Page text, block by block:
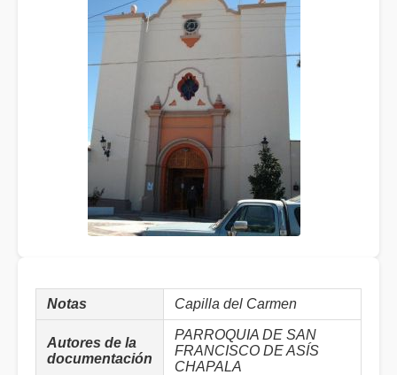
Notas Capilla del Carmen
Autores de la
documentación
PARROQUIA DE SAN
FRANCISCO DE ASÍS
CHAPALA